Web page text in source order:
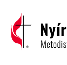
Ugrás
a
navigációhoz
Kilépés
a
tartalomba